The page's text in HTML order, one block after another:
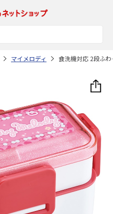
マイメロディ 食洗機対応 2段ふ